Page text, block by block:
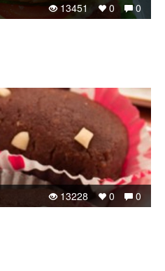
0
0
13451
0
0
13228